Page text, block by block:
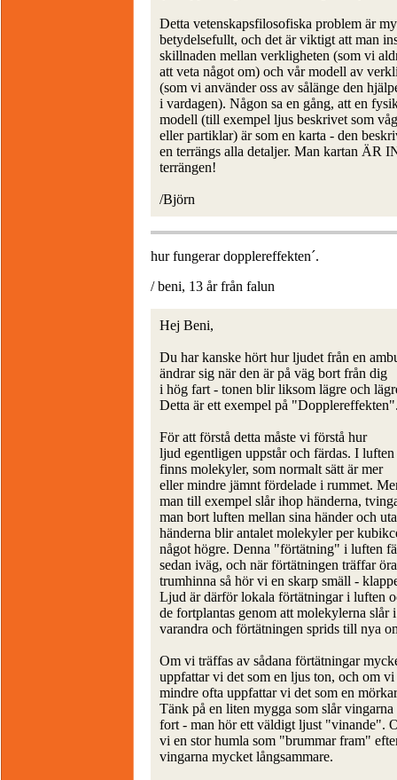
Detta vetenskapsfilosofiska problem är
betydelsefullt, och det är viktigt att man
skillnaden mellan verkligheten (som vi
att veta något om) och vår modell av
(som vi använder oss av sålänge den
i vardagen). Någon sa en gång, att en
modell (till exempel ljus beskrivet som
eller partiklar) är som en karta - den
en terrängs alla detaljer. Man kartan ÄR
terrängen!
/Björn
hur fungerar dopplereffekten´.
/ beni, 13 år från falun
Hej Beni,
Du har kanske hört hur ljudet från en
ändrar sig när den är på väg bort från dig
i hög fart - tonen blir liksom lägre och
Detta är ett exempel på
För att förstå detta måste vi förstå hur
ljud egentligen uppstår och färdas. I luften
finns molekyler, som normalt sätt är mer
eller mindre jämnt fördelade i rummet.
man till exempel slår ihop händerna,
man bort luften mellan sina händer och
händerna blir antalet molekyler per
något högre. Denna "förtätning" i luften
sedan iväg, och när förtätningen träffar
trumhinna så hör vi en skarp smäll -
Ljud är därför lokala förtätningar i luften
de fortplantas genom att molekylerna slår i
varandra och förtätningen sprids till nya
Om vi träffas av sådana förtätningar
uppfattar vi det som en ljus ton, och om vi
mindre ofta uppfattar vi det som en
Tänk på en liten mygga som slår
fort - man hör ett väldigt ljust "vinande".
vi en stor humla som "brummar fram"
vingarna mycket långsammare.